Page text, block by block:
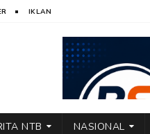
IKLAN
NTB NASIONAL